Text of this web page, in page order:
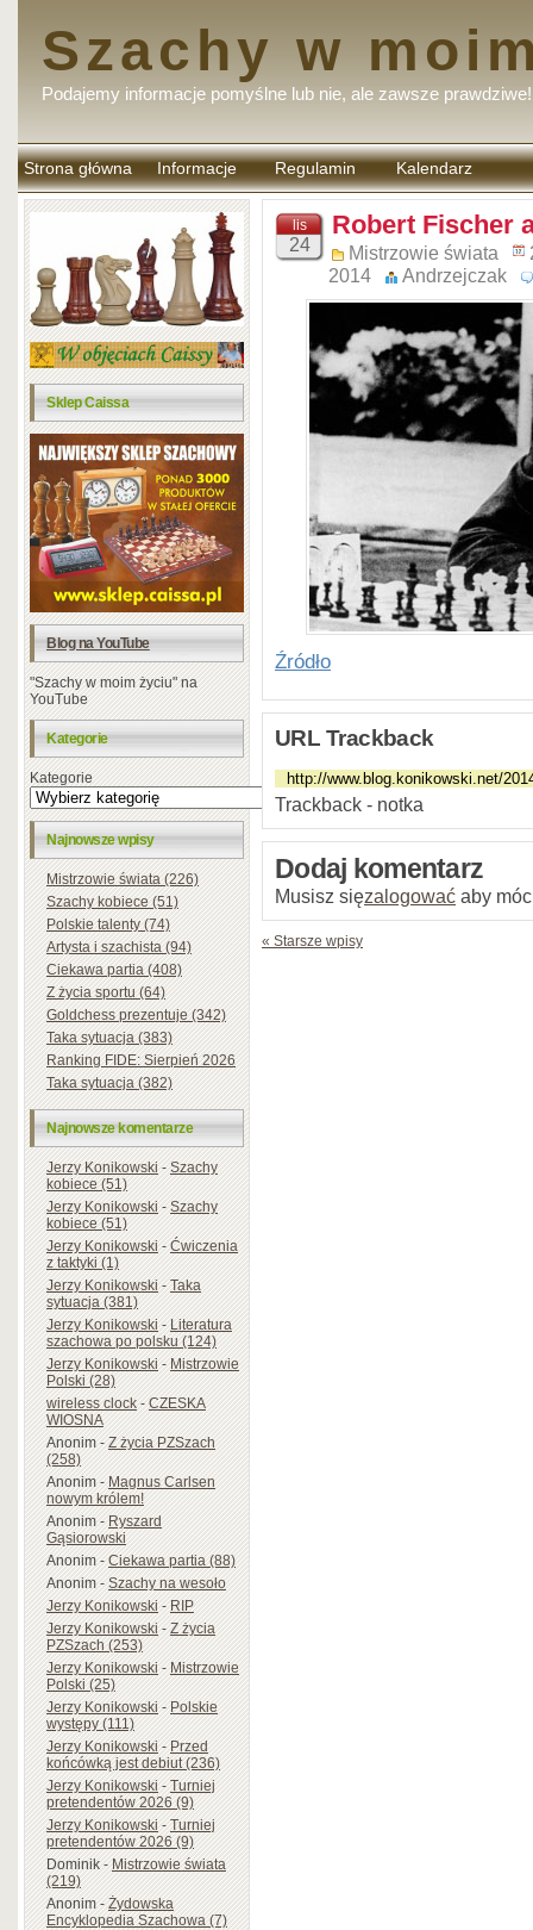
Szachy w
Podajemy informacje pomyślne lub nie, ale zawsze prawdziwe!
Strona główna Informacje Regulamin
komentarzy
Kalendarz
Sklep Caissa
Blog na YouTube
"Szachy w moim życiu" na
YouTube
Kategorie
Kategorie
Najnowsze wpisy
Mistrzowie świata (226)
Szachy kobiece (51)
Polskie talenty (74)
Artysta i szachista (94)
Ciekawa partia (408)
Z życia sportu (64)
Goldchess prezentuje (342)
Taka sytuacja (383)
Ranking FIDE: Sierpień 2026
Taka sytuacja (382)
Najnowsze komentarze
Jerzy Konikowski-Szachy
kobiece (51)
Jerzy Konikowski-Szachy
kobiece (51)
Jerzy Konikowski-Ćwiczenia
z taktyki (1)
Jerzy Konikowski-Taka
sytuacja (381)
Jerzy Konikowski-Literatura
szachowa po polsku (124)
Jerzy Konikowski-Mistrzowie
Polski (28)
wireless clock-CZESKA
WIOSNA
Anonim-Z życia PZSzach
(258)
Anonim-Magnus Carlsen
nowym królem!
Anonim-Ryszard
Gąsiorowski
Anonim-Ciekawa partia (88)
Anonim-Szachy na wesoło
Jerzy Konikowski-RIP
Jerzy Konikowski-Z życia
PZSzach (253)
Jerzy Konikowski-Mistrzowie
Polski (25)
Jerzy Konikowski-Polskie
występy (111)
Jerzy Konikowski-Przed
końcówką jest debiut (236)
Jerzy Konikowski-Turniej
pretendentów 2026 (9)
Jerzy Konikowski-Turniej
pretendentów 2026 (9)
Dominik-Mistrzowie świata
(219)
Anonim-Żydowska
Encyklopedia Szachowa (7)
lis
24
Robert Fischer
Mistrzowie świata
2014
Andrzejczak
Źródło
URL Trackback
Trackback - notka
Dodaj komentarz
Musisz sięzalogować aby
« Starsze wpisy